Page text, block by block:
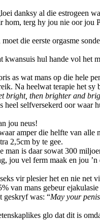
danksy al die estrogeen
terg hy jou nie oor jou
die eerste orgasme
kwansuis hul hande vol
as wat mans op die hele
Na heelwat terapie het sy
bright, then brighter and
selfversekerd oor waar
jou neus!
amper die helfte van
2,5cm by te gee.
is daar sowat 300
jou vel ferm maak en jou
vir plesier het en nie net
van mans gebeur
geskryf was: “May your
glo dat dit is